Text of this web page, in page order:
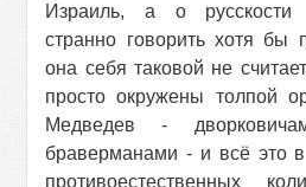
Израиль, а о русскости
странно говорить хотя бы
она себя таковой не
просто окружены толпой
Медведев -
браверманами - и всё это
противоестественных